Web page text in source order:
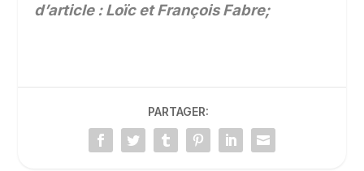
d’article : Loïc et François Fabre;
PARTAGER: